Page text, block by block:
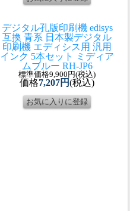
デジタル孔版印刷機 edisys
互換 青系 日本製デジタル
印刷機 エディシス用 汎用
インク 5本セット ミディア
ムブルー RH-JP6
標準価格9,900円(税込)
価格7,207円(税込)